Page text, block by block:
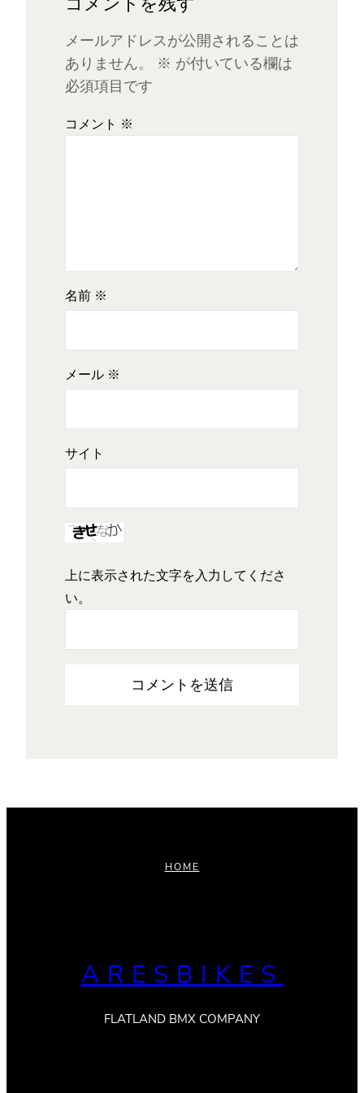
コメントを残す
メールアドレスが公開されることは
ありません。
※ が付いている欄は
必須項目です
コメント ※
名前 ※
メール ※
サイト
上に表示された文字を入力してくださ
い。
HOME
ARESBIKES
FLATLAND BMX COMPANY